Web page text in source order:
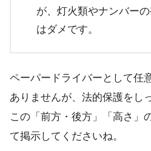
が、灯火類やナンバー
はダメです。
ペーパードライバーとして任
ありませんが、法的保護をし
この「前方・後方」「高さ」
て掲示してくださいね。